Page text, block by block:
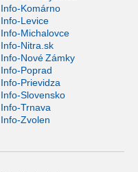
Info-Komárno
Info-Levice
Info-Michalovce
Info-Nitra.sk
Info-Nové Zámky
Info-Poprad
Info-Prievidza
Info-Slovensko
Info-Trnava
Info-Zvolen